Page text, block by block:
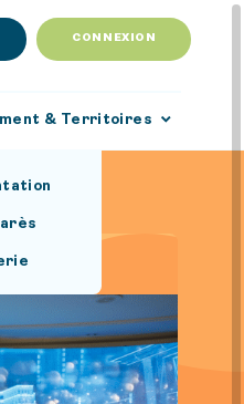
CONNEXION
& Territoires